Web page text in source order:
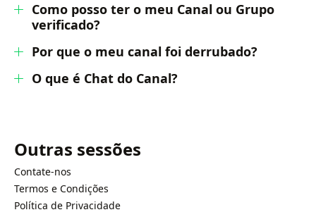
Outras sessões
Contate-nos
Termos e Condições
Política de Privacidade
Como posso ter o meu Canal ou Grupo
verificado?
Por que o meu canal foi derrubado?
O que é Chat do Canal?